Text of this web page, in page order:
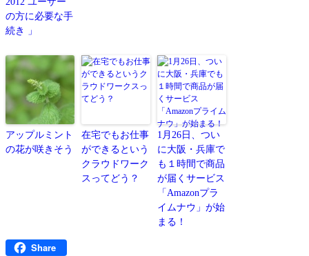
の方に必要な手
続き 」
アップルミント
の花が咲きそう
在宅でもお仕事
ができるという
クラウドワーク
スってどう？
1月26日、つい
に大阪・兵庫で
も１時間で商品
が届くサービス
「Amazonプラ
イムナウ」が始
まる！
Share